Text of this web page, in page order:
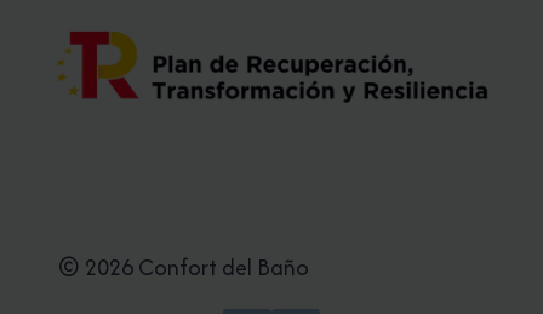
© 2026 Confort del Baño